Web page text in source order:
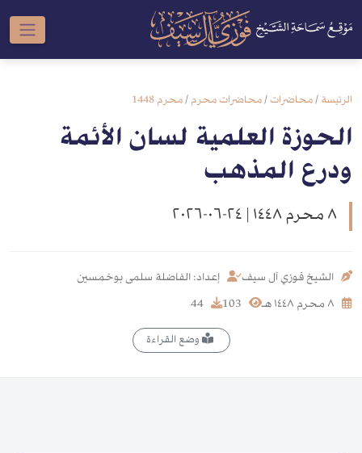
الرئيسة /محاضرات/محاضرات محرم /محرم 1448
الحوزة العلمية لسان الأئمة
ودرع المذهب
٨ محرم ١٤٤٨ | ٢٤-٠٦-٢٠٢٦
الشيخ فوزي آل سيف
إعداد: الفاضلة سلمى بوخمسين
وضع القراءة